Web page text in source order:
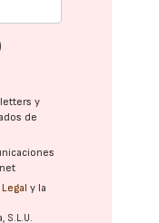
y
de
y la
S.L.U.